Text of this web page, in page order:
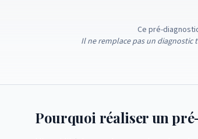
Ce pré-
Il ne remplace pas un
Pourquoi réaliser un